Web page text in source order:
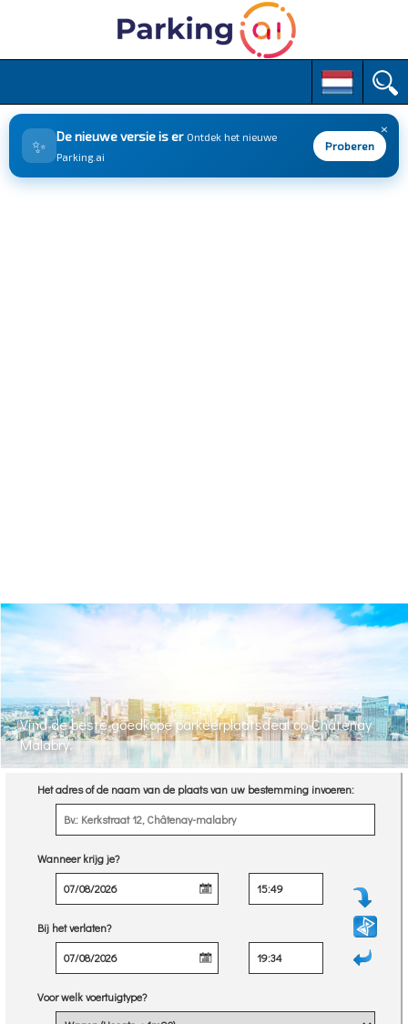
M
m
e
i
×
✨ De nieuwe versie is er Ontdek het nieuwe
Parking.ai
Proberen
Vind de beste goedkope parkeerplaatsdeal op Châtenay
Malabry.
Het adres of de naam van de plaats van uw bestemming invoeren:
Wanneer krijg je?
Bij het verlaten?
Voor welk voertuigtype?